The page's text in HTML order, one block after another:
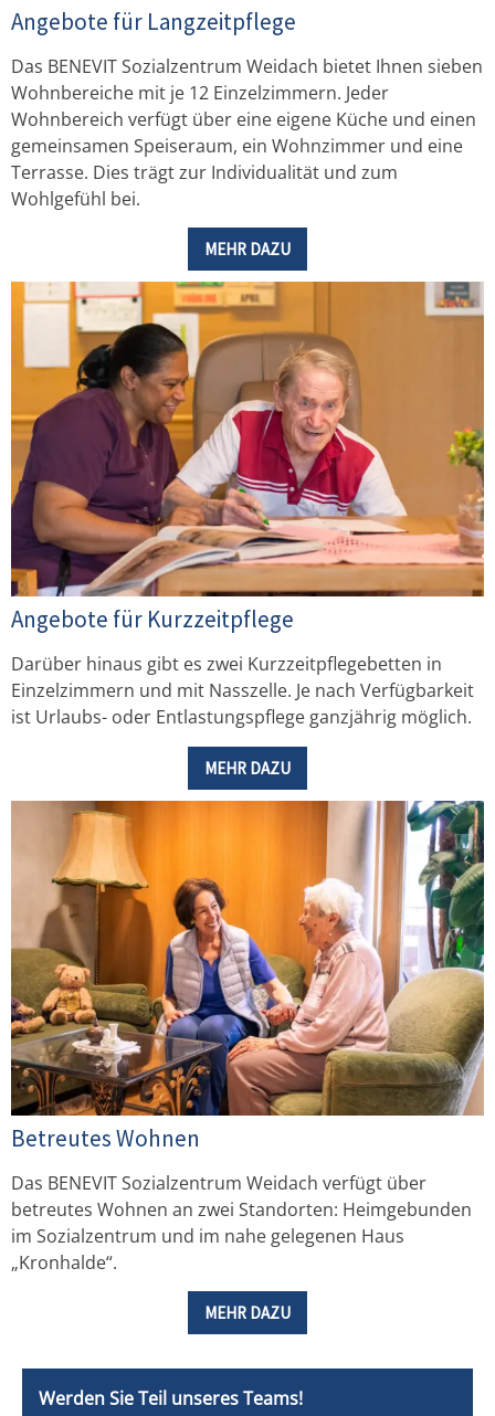
Angebote für Langzeitpflege
Das BENEVIT Sozialzentrum Weidach bietet Ihnen sieben
Wohnbereiche mit je 12 Einzelzimmern. Jeder
Wohnbereich verfügt über eine eigene Küche und einen
gemeinsamen Speiseraum, ein Wohnzimmer und eine
Terrasse. Dies trägt zur Individualität und zum
Wohlgefühl bei.
MEHR DAZU
Angebote für Kurzzeitpflege
Darüber hinaus gibt es zwei Kurzzeitpflegebetten in
Einzelzimmern und mit Nasszelle. Je nach Verfügbarkeit
ist Urlaubs- oder Entlastungspflege ganzjährig möglich.
MEHR DAZU
Betreutes Wohnen
Das BENEVIT Sozialzentrum Weidach verfügt über
betreutes Wohnen an zwei Standorten: Heimgebunden
im Sozialzentrum und im nahe gelegenen Haus
„Kronhalde“.
MEHR DAZU
Werden Sie Teil unseres Teams!